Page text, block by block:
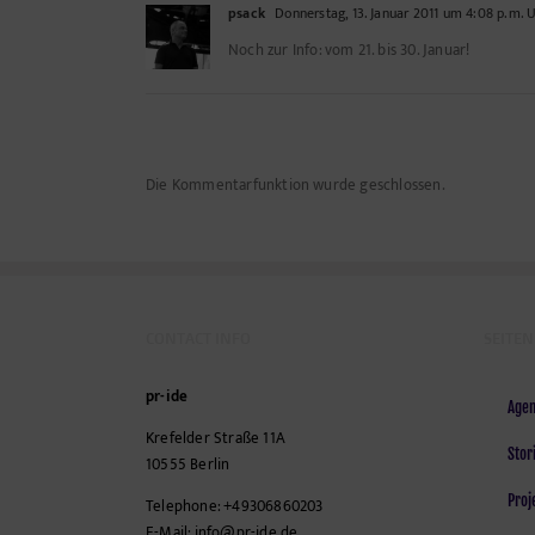
psack Donnerstag, 13. Januar 2011 um 4:08 p.m.
Noch zur Info: vom 21. bis 30. Januar!
Die Kommentarfunktion wurde geschlossen.
pr-ide
Krefelder Straße 11A
10555 Berlin
Telephone:+49306860203